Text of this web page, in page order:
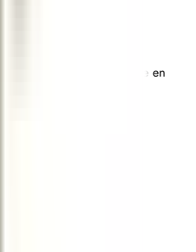
des cuisines (avantage en
Relais & Châteaux
collaborateurs sur les
cooptation